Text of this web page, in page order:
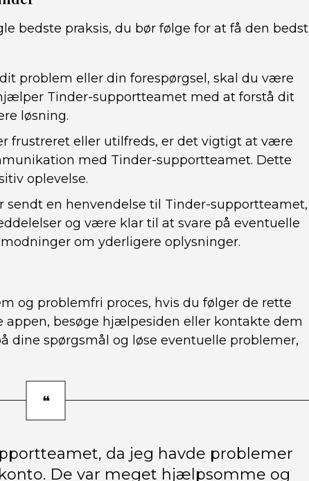
bedste praksis, du bør følge for at få den bedst
problem eller din forespørgsel, skal du være
Tinder-supportteamet med at forstå dit
løsning.
frustreret eller utilfreds, er det vigtigt at være
med Tinder-supportteamet. Dette
oplevelse.
sendt en henvendelse til Tinder-supportteamet,
og være klar til at svare på eventuelle
om yderligere oplysninger.
og problemfri proces, hvis du følger de rette
appen, besøge hjælpesiden eller kontakte dem
dine spørgsmål og løse eventuelle problemer,
da jeg havde problemer
De var meget hjælpsomme og